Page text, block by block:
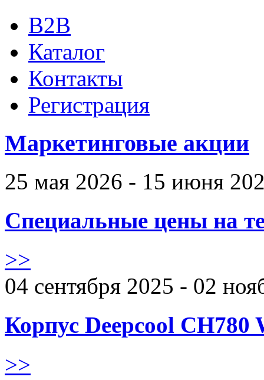
B2B
Каталог
Контакты
Регистрация
Маркетинговые акции
25 мая 2026 - 15 июня
Специальные цены на
>>
04 сентября 2025 - 02
Корпус Deepcool CH780
>>